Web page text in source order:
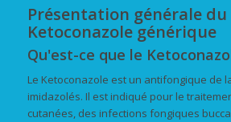
Présentation générale du
Ketoconazole générique
Qu'est-ce que le
Le Ketoconazole est un antifongique de
imidazolés. Il est indiqué pour le
cutanées, des infections fongiques